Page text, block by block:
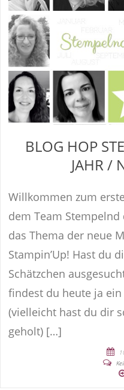
BLOG HOP
JAHR /
Willkommen zum
dem Team
das Thema der neue
Stampin’Up! Hast du
Schätzchen
findest du heute ja
(vielleicht hast du dir
geholt) […]